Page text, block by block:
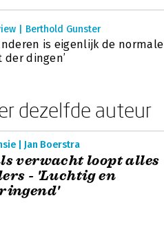
| Berthold Gunster
is eigenlijk de normale
der dingen’
dezelfde auteur
| Jan Boerstra
verwacht loopt alles
- 'Luchtig en